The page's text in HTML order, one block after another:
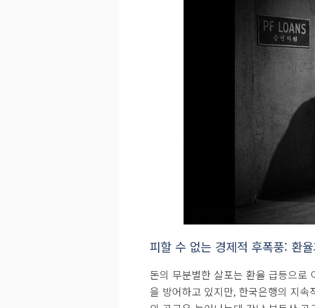
좀비 기업 연명: PF 대출 에버그
한국은행의 돈 풀기는 단순히 금리
제와 맞물려 ‘에버그리닝 효과
니다. 부실화된 PF 대출을 한국은행
황이 벌어지고 있습니다. 이는 은행
때 정리하지 못하게 만들면서 한국
지원을 위해 막대한 돈이 풀렸을 때,
시에는 작은 규모였던 PF 대출 부실
다. 시행사들은 한국은행의 유동성 공
결국 회사를 거덜 내고 말았습니다.